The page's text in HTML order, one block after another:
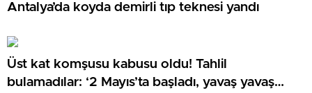
Antalya’da koyda demirli tıp teknesi yandı
Üst kat komşusu kabusu oldu! Tahlil
bulamadılar: ‘2 Mayıs’ta başladı, yavaş yavaş